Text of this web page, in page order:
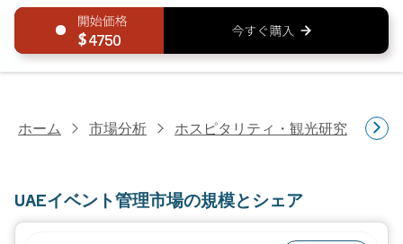
4750
ホーム 市場分析 ホスピタリティ・観光研究 旅
UAEイベント管理市場の規模とシェア